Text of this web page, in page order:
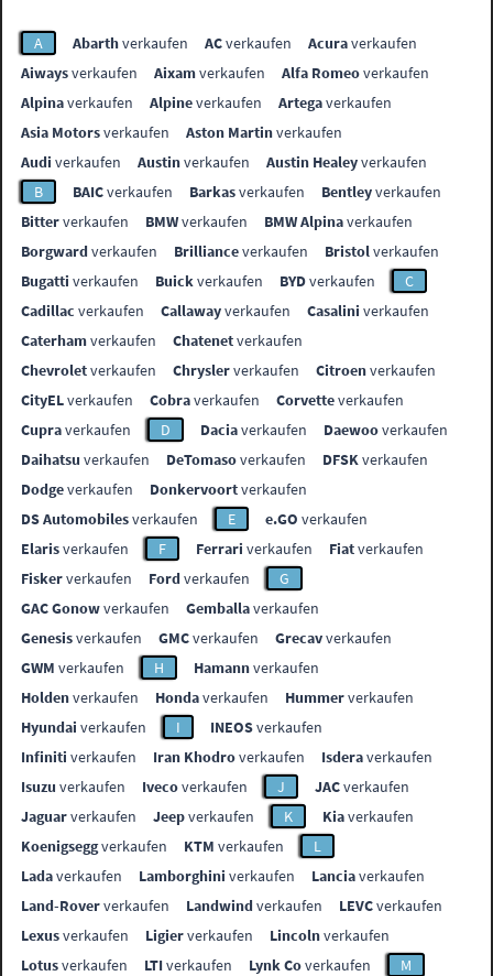
A Abarthverkaufen ACverkaufen Acuraverkaufen
Aiwaysverkaufen Aixamverkaufen Alfa Romeoverkaufen
Alpinaverkaufen Alpineverkaufen Artegaverkaufen
Asia Motorsverkaufen Aston Martinverkaufen
Audi verkaufen Austinverkaufen Austin Healeyverkaufen
B
BAICverkaufen Barkasverkaufen Bentleyverkaufen
Bitterverkaufen BMWverkaufen BMW Alpinaverkaufen
Borgwardverkaufen Brillianceverkaufen Bristolverkaufen
Bugatti verkaufen Buickverkaufen BYDverkaufen
C
Cadillac verkaufen Callawayverkaufen Casalini verkaufen
Caterhamverkaufen Chatenetverkaufen
Chevroletverkaufen Chryslerverkaufen Citroenverkaufen
CityELverkaufen Cobraverkaufen Corvetteverkaufen
Cupraverkaufen D Daciaverkaufen Daewooverkaufen
Daihatsu verkaufen DeTomasoverkaufen DFSKverkaufen
Dodgeverkaufen Donkervoortverkaufen
DS Automobilesverkaufen E e.GO verkaufen
Elarisverkaufen F Ferrari verkaufen Fiatverkaufen
Fiskerverkaufen Fordverkaufen
G
GAC Gonowverkaufen Gemballaverkaufen
Genesisverkaufen GMCverkaufen Grecavverkaufen
GWM verkaufen H Hamannverkaufen
Holdenverkaufen Hondaverkaufen Hummerverkaufen
Hyundai verkaufen I INEOSverkaufen
Infiniti verkaufen Iran Khodroverkaufen Isderaverkaufen
Isuzu verkaufen Ivecoverkaufen J JACverkaufen
Jaguarverkaufen Jeepverkaufen K Kiaverkaufen
Koenigseggverkaufen KTM verkaufen
L
Ladaverkaufen Lamborghini verkaufen Lanciaverkaufen
Land-Roververkaufen Landwindverkaufen LEVCverkaufen
Lexusverkaufen Ligierverkaufen Lincolnverkaufen
Lotusverkaufen LTIverkaufen Lynk Coverkaufen
M